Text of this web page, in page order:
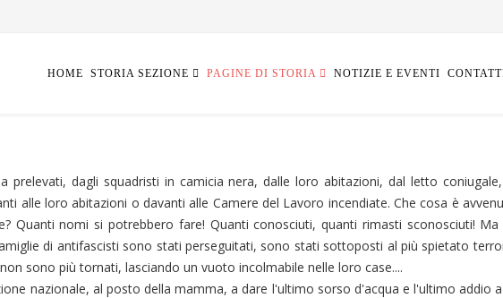
HOME STORIA SEZIONE PAGINE DI STORIA NOTIZIE E EVENTI
prelevati, dagli squadristi in camicia nera, dalle loro abitazioni, dal letto
alle loro abitazioni o davanti alle Camere del Lavoro incendiate. Che cosa è
Quanti nomi si potrebbero fare! Quanti conosciuti, quanti rimasti sconosciuti!
di antifascisti sono stati perseguitati, sono stati sottoposti al più spietato
sono più tornati, lasciando un vuoto incolmabile nelle loro case....
nazionale, al posto della mamma, a dare l'ultimo sorso d'acqua e l'ultimo addio